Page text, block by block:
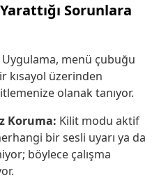
Sorunlara
Uygulama, menü çubuğu
kısayol üzerinden
olanak tanıyor.
Koruma: Kilit modu aktif
bir sesli uyarı ya da
böylece çalışma